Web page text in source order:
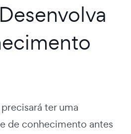
ter uma
de conhecimento antes